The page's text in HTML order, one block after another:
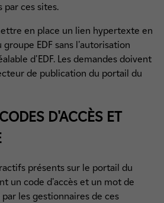
par ces sites.
en place un lien hypertexte en
EDF sans l'autorisation
d'EDF. Les demandes doivent
de publication du portail du
D'ACCÈS ET
présents sur le portail du
un code d'accès et un mot de
les gestionnaires de ces